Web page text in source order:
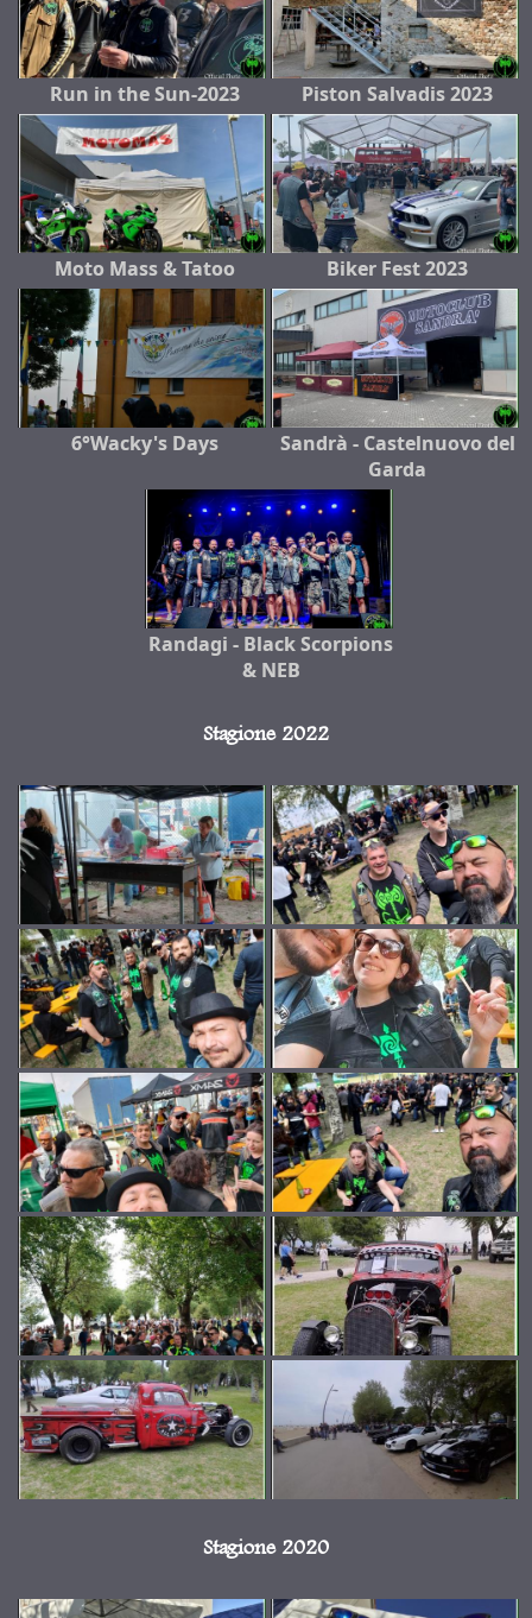
Run in the Sun-2023 Piston Salvadis 2023
Moto Mass & Tatoo Biker Fest 2023
6°Wacky's Days
Sandrà - Castelnuovo del
Garda
Randagi - Black Scorpions
& NEB
Stagione 2022
Stagione 2020